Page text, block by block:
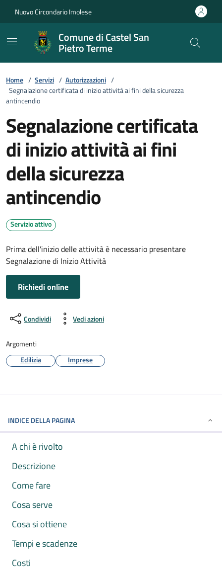
Nuovo Circondario Imolese
Comune di Castel San
Pietro Terme
Home / Servizi / Autorizzazioni /
Segnalazione certificata di inizio attività ai fini della sicurezza
antincendio
Segnalazione certificata
di inizio attività ai fini
della sicurezza
antincendio
Servizio attivo
Prima dell'inizio delle attività è necessario presentare
Segnalazione di Inizio Attività
Richiedi online
Condividi Vedi azioni
Argomenti
Edilizia
Imprese
INDICE DELLA PAGINA
A chi è rivolto
Descrizione
Come fare
Cosa serve
Cosa si ottiene
Tempi e scadenze
Costi